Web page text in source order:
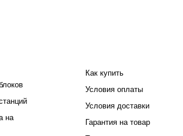
на
Как купить
Условия оплаты
Условия доставки
Гарантия на товар